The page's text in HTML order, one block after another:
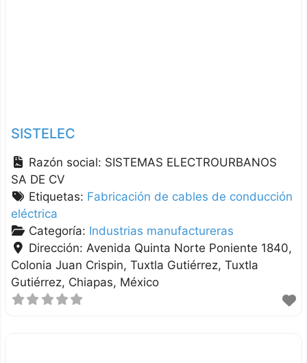
SISTELEC
Razón social: SISTEMAS ELECTROURBANOS
SA DE CV
Etiquetas: Fabricación de cables de conducción
eléctrica
Categoría: Industrias manufactureras
Dirección: Avenida Quinta Norte Poniente 1840,
Colonia Juan Crispin, Tuxtla Gutiérrez Tuxtla
Gutiérrez Chiapas México